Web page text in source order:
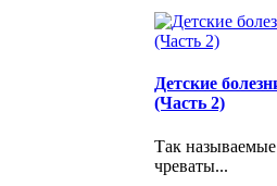
Детские
(Часть 2)
Так
чреваты...